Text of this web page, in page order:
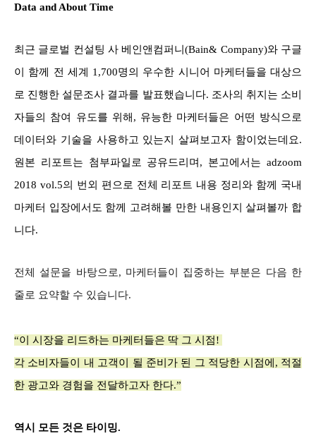
Data and About Time
최근 글로벌 컨설팅 사 베인앤컴퍼니(Bain& Company)와 구글
이 함께 전 세계 1,700명의 우수한 시니어 마케터들을 대상으
로 진행한 설문조사 결과를 발표했습니다. 조사의 취지는 소비
자들의 참여 유도를 위해, 유능한 마케터들은 어떤 방식으로
데이터와 기술을 사용하고 있는지 살펴보고자 함이었는데요.
원본 리포트는 첨부파일로 공유드리며, 본고에서는 adzoom
2018 vol.5의 번외 편으로 전체 리포트 내용 정리와 함께 국내
마케터 입장에서도 함께 고려해볼 만한 내용인지 살펴볼까 합
니다.
전체 설문을 바탕으로, 마케터들이 집중하는 부분은 다음 한
줄로 요약할 수 있습니다.
“이 시장을 리드하는 마케터들은 딱 그 시점!
각 소비자들이 내 고객이 될 준비가 된 그 적당한 시점에, 적절
한 광고와 경험을 전달하고자 한다.”
역시 모든 것은 타이밍.